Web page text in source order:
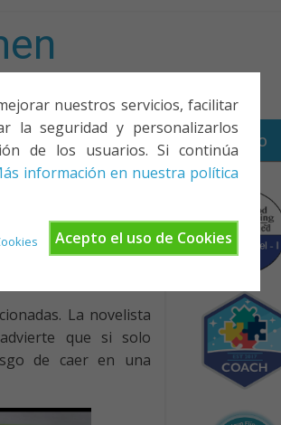
nuestros servicios, facilitar
la seguridad y personalizarlos
de los usuarios. Si continúa
información en nuestra política
Acepto el uso de Cookies
SOMOS? YOUTUBE CONTACTO
única
La novelista
que si solo
de caer en una